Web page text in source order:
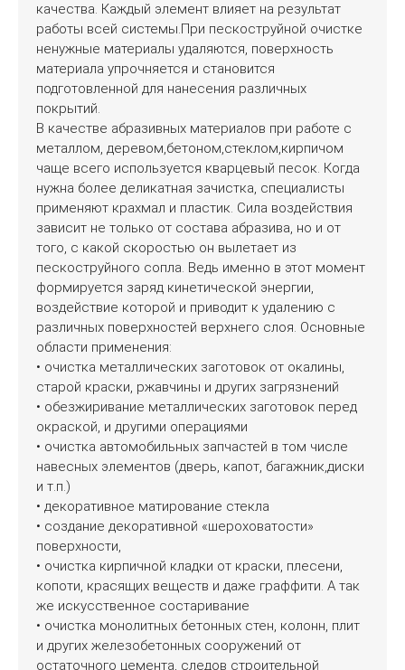
качества. Каждый элемент влияет на результат
работы всей системы.При пескоструйной очистке
ненужные материалы удаляются, поверхность
материала упрочняется и становится
подготовленной для нанесения различных
покрытий.
В качестве абразивных материалов при работе с
металлом, деревом,бетоном,стеклом,кирпичом
чаще всего используется кварцевый песок. Когда
нужна более деликатная зачистка, специалисты
применяют крахмал и пластик. Сила воздействия
зависит не только от состава абразива, но и от
того, с какой скоростью он вылетает из
пескоструйного сопла. Ведь именно в этот момент
формируется заряд кинетической энергии,
воздействие которой и приводит к удалению с
различных поверхностей верхнего слоя. Основные
области применения:
• очистка металлических заготовок от окалины,
старой краски, ржавчины и других загрязнений
• обезжиривание металлических заготовок перед
окраской, и другими операциями
• очистка автомобильных запчастей в том числе
навесных элементов (дверь, капот, багажник,диски
и т.п.)
• декоративное матирование стекла
• создание декоративной «шероховатости»
поверхности,
• очистка кирпичной кладки от краски, плесени,
копоти, красящих веществ и даже граффити. А так
же искусственное состаривание
• очистка монолитных бетонных стен, колонн, плит
и других железобетонных сооружений от
остаточного цемента, следов строительной